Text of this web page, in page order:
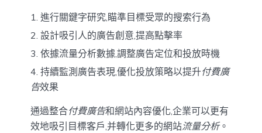
進行關鍵字研究,瞄準目標受眾的搜索行為
設計吸引人的廣告創意,提高點擊率
依據流量分析數據,調整廣告定位和投放時機
持續監測廣告表現,優化投放策略以提升付費廣
告效果
通過整合付費廣告和網站內容優化,企業可以更有
效地吸引目標客戶,并轉化更多的網站流量分析。